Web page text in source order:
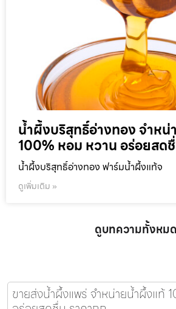
น้ำผึ้งบริสุทธิ์อ่างทอง จำห
100% หอม หวาน อร่อยสด
น้ำผึ้งบริสุทธิ์อ่างทอง ฟาร์มน้ำผึ้งแท้จ
ดูเพิ่มเติม »
ดูบทความทั้งหมด
ขายส่งน้ำผึ้งแพร่ จำหน่ายน้ำผึ้งแท้